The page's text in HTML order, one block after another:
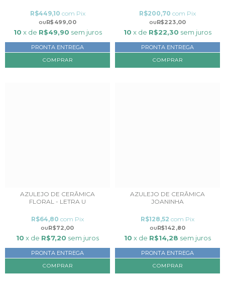
R$499,00
R$449,10 com Pix
10 x de R$49,90 sem juros
PRONTA ENTREGA
R$223,00
R$200,70 com Pix
10 x de R$22,30 sem juros
PRONTA ENTREGA
AZULEJO DE CERÂMICA
FLORAL - LETRA U
R$72,00
R$64,80 com Pix
10 x de R$7,20 sem juros
PRONTA ENTREGA
AZULEJO DE CERÂMICA
JOANINHA
R$142,80
R$128,52 com Pix
10 x de R$14,28 sem juros
PRONTA ENTREGA